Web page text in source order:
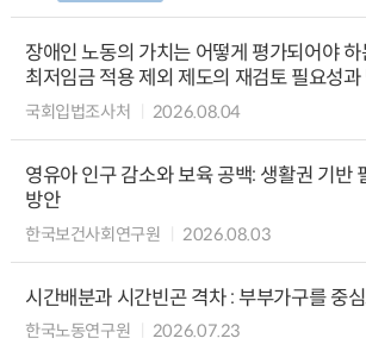
장애인 노동의 가치는 어떻게 평가되어야
최저임금 적용 제외 제도의 재검토 필요성과
국회입법조사처 2026.08.04
영유아 인구 감소와 보육 공백: 생활권 기반
방안
한국보건사회연구원 2026.08.03
시간배분과 시간빈곤 격차 : 부부가구를 중
한국노동연구원 2026.07.23